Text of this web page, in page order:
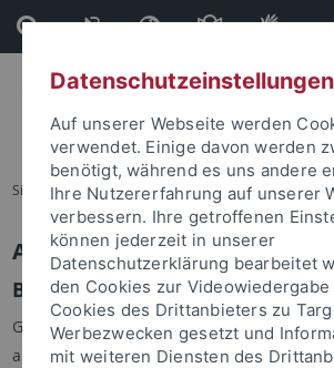
Direkt
zum
Inhalt
Direkt
zur
Fußleiste
Sie sind hier: Startseite
Anmelden
Benutzeranmeldung
Geben Sie Ihren Benutzernamen und Ihr
anzumelden:
Datenschutzeinstellungen
Auf unserer Webseite werden
verwendet. Einige davon werden
benötigt, während es uns andere
Ihre Nutzererfahrung auf unserer
verbessern. Ihre getroffenen
können jederzeit in unserer
Datenschutzerklärung bearbeitet
den Cookies zur Videowiedergabe
Cookies des Drittanbieters zu
Werbezwecken gesetzt und
mit weiteren Diensten des